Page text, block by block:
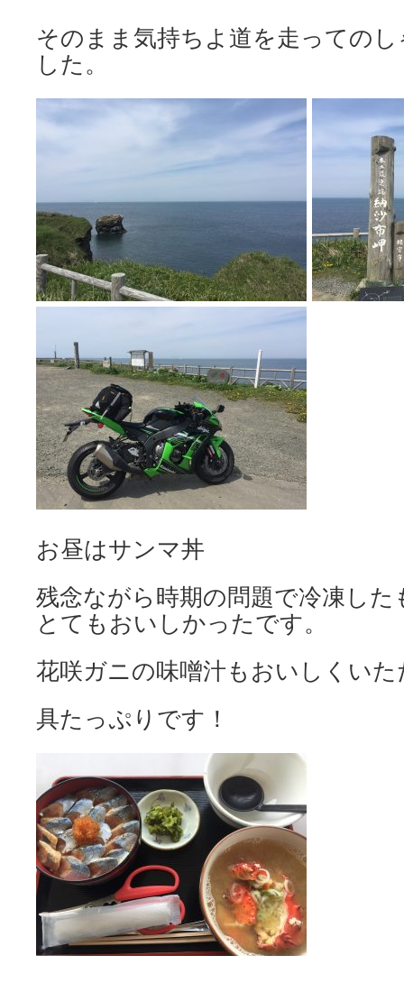
そのまま気持ちよ道を走っての
した。
お昼はサンマ丼
残念ながら時期の問題で冷凍し
とてもおいしかったです。
花咲ガニの味噌汁もおいしくい
具たっぷりです！